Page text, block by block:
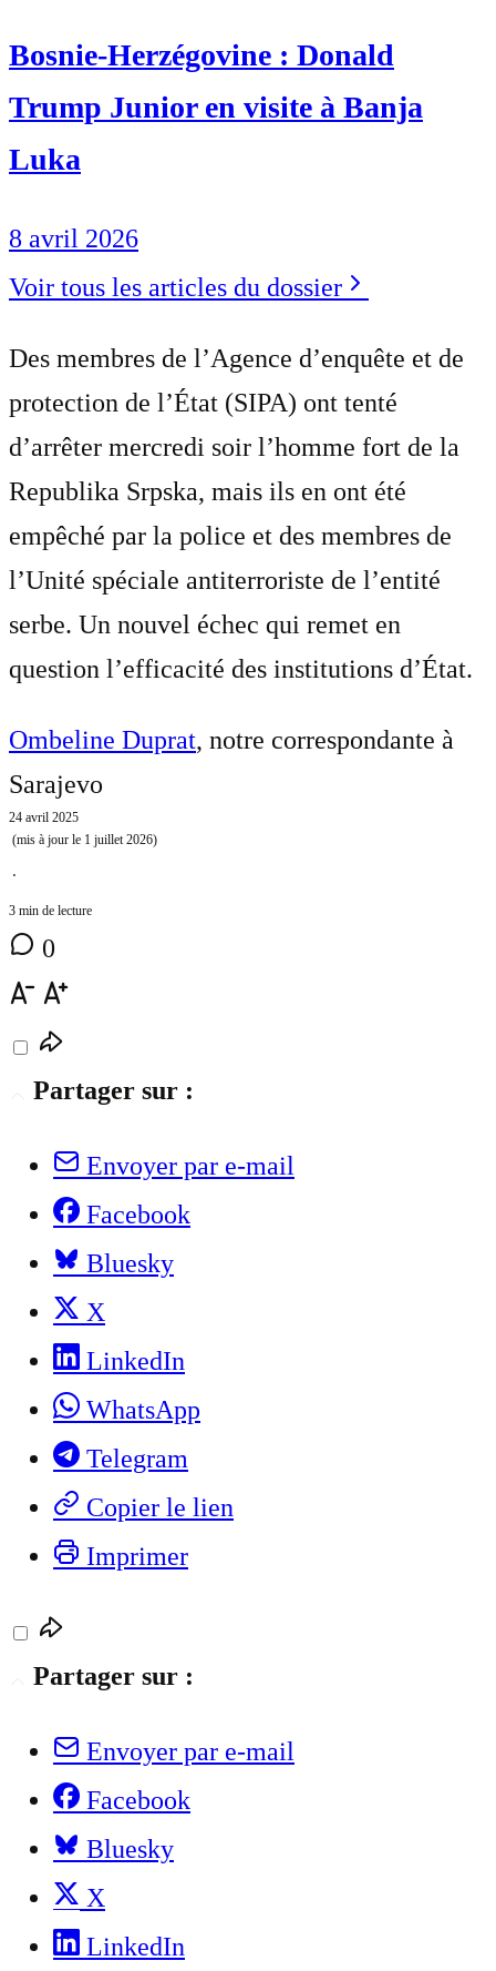
Bosnie-Herzégovine : Donald
Trump Junior en visite à Banja
Luka
8 avril 2026
Voir tous les articles du dossier
Des membres de l’Agence d’enquête et de
protection de l’État (SIPA) ont tenté
d’arrêter mercredi soir l’homme fort de la
Republika Srpska, mais ils en ont été
empêché par la police et des membres de
l’Unité spéciale antiterroriste de l’entité
serbe. Un nouvel échec qui remet en
question l’efficacité des institutions d’État.
Ombeline Duprat, notre correspondante à
Sarajevo
24 avril 2025
(mis à jour le 1 juillet 2026)
⋅
3 min de lecture
0
Partager sur :
Envoyer par e-mail
Facebook
Bluesky
X
LinkedIn
WhatsApp
Telegram
Copier le lien
Imprimer
Partager sur :
Envoyer par e-mail
Facebook
Bluesky
X
LinkedIn